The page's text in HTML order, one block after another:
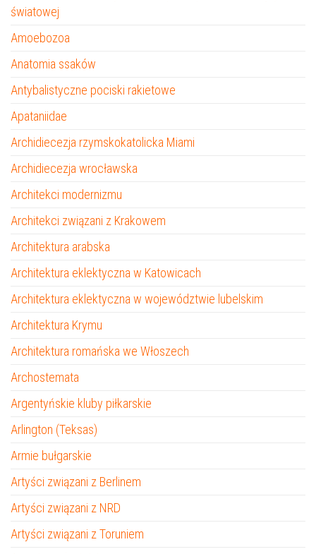
światowej
Amoebozoa
Anatomia ssaków
Antybalistyczne pociski rakietowe
Apataniidae
Archidiecezja rzymskokatolicka Miami
Archidiecezja wrocławska
Architekci modernizmu
Architekci związani z Krakowem
Architektura arabska
Architektura eklektyczna w Katowicach
Architektura eklektyczna w województwie lubelskim
Architektura Krymu
Architektura romańska we Włoszech
Archostemata
Argentyńskie kluby piłkarskie
Arlington (Teksas)
Armie bułgarskie
Artyści związani z Berlinem
Artyści związani z NRD
Artyści związani z Toruniem